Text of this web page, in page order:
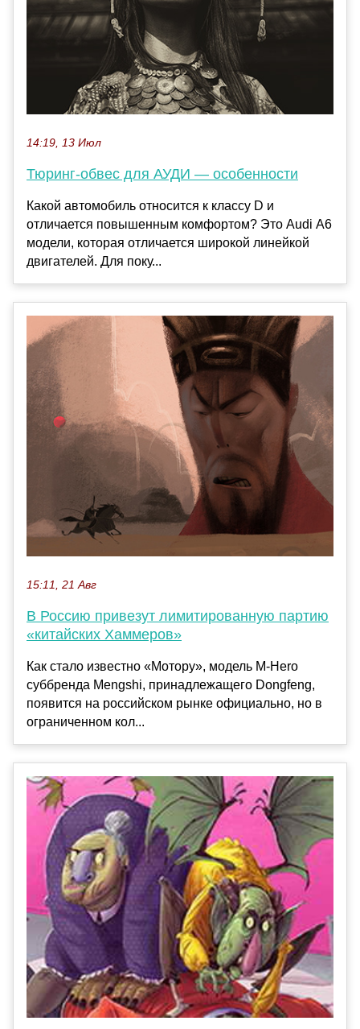
14:19, 13 Июл
Тюринг-обвес для АУДИ — особенности
Какой автомобиль относится к классу D и
отличается повышенным комфортом? Это Audi А6
модели, которая отличается широкой линейкой
двигателей. Для поку...
15:11, 21 Авг
В Россию привезут лимитированную партию
«китайских Хаммеров»
Как стало известно «Мотору», модель M-Hero
суббренда Mengshi, принадлежащего Dongfeng,
появится на российском рынке официально, но в
ограниченном кол...